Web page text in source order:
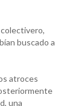
buscado a
atroces
una